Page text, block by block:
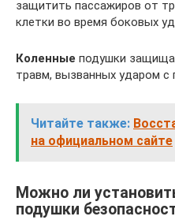
защитить пассажиров от
клетки во время боковых
Коленные подушки
травм, вызванных ударом с
Читайте также:
на официальном сайте
Можно ли
подушки